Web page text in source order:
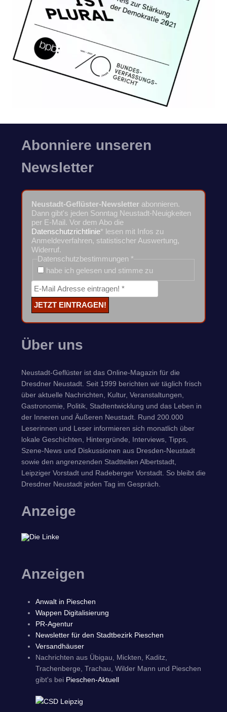
Abonniere unseren
Newsletter
Neustadt-Geflüster-Newsletter abonnieren.
Dann gibt's jeden Sonntag Neustadt-Neuigkeiten
per E-Mail. Vor dem Abo die
Datenschutzrichtlinie* lesen mit Infos zu
Anmeldeverfahren, statistischer Auswertung,
Widerruf.
Datenschutzbestimmungen *
habe ich gelesen und stimme zu
Über uns
Neustadt-Geflüster ist das Online-Magazin für die
Dresdner Neustadt. Seit 1999 berichten wir täglich frisch
über aktuelle Nachrichten, Kultur, Veranstaltungen,
Gastronomie, Politik, Stadtentwicklung und das Leben in
der Inneren und Äußeren Neustadt. Rund 200.000
Leserinnen und Leser informieren sich monatlich über
lokale Geschichten, Hintergründe, Interviews, Tipps,
Szene-News und Diskussionen aus Dresden-Neustadt
sowie den angrenzenden Stadtteilen Albertstadt,
Leipziger Vorstadt und Radeberger Vorstadt. So bleibt die
Dresdner Neustadt jeden Tag im Gespräch.
Anzeige
Anzeigen
Anwalt in Pieschen
Wappen Digitalisierung
PR-Agentur
Newsletter für den Stadtbezirk Pieschen
Versandhäuser
Nachrichten aus Übigau, Mickten, Kaditz,
Trachenberge, Trachau, Wilder Mann und Pieschen
gibt's bei Pieschen-Aktuell